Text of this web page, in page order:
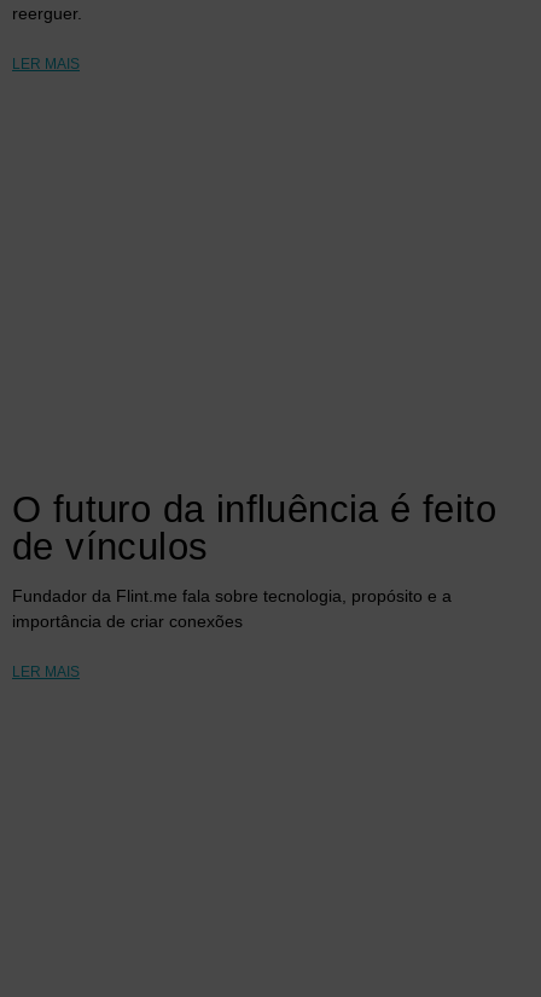
reerguer.
LER MAIS
O futuro da influência é feito
de vínculos
Fundador da Flint.me fala sobre tecnologia, propósito e a
importância de criar conexões
LER MAIS